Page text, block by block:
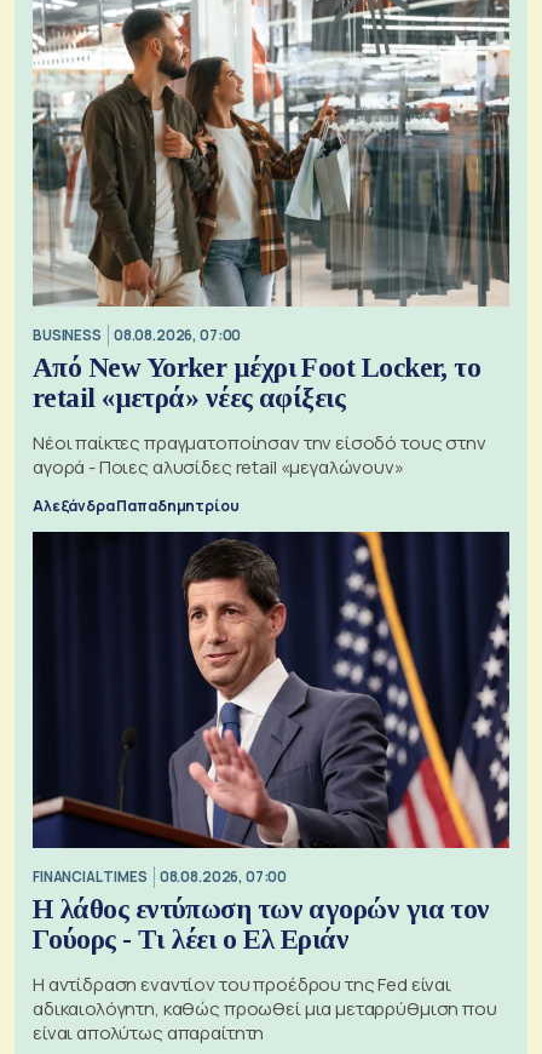
BUSINESS 08.08.2026, 07:00
Από New Yorker μέχρι Foot Locker, το
retail «μετρά» νέες αφίξεις
Νέοι παίκτες πραγματοποίησαν την είσοδό τους στην
αγορά - Ποιες αλυσίδες retail «μεγαλώνουν»
Αλεξάνδρα Παπαδημητρίου
FINANCIAL TIMES 08.08.2026, 07:00
Η λάθος εντύπωση των αγορών για τον
Γούορς - Τι λέει ο Ελ Εριάν
Η αντίδραση εναντίον του προέδρου της Fed είναι
αδικαιολόγητη, καθώς προωθεί μια μεταρρύθμιση που
είναι απολύτως απαραίτητη